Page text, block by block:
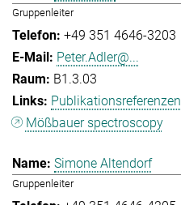
Gruppenleiter
+49 351 4646-3203
Peter.Adler@...
B1.3.03
Publikationsreferenzen
Mößbauer spectroscopy
Simone Altendorf
Gruppenleiter